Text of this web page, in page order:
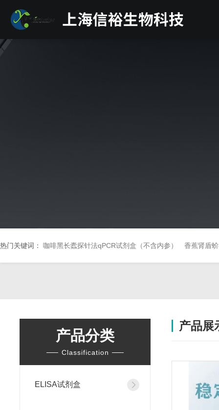
热门关键词： 咖啡黑长蠹探针法qPCR试剂盒（不含内参） 香蕉肾盾
产品分类
Classification
ELISA试剂盒
产品展